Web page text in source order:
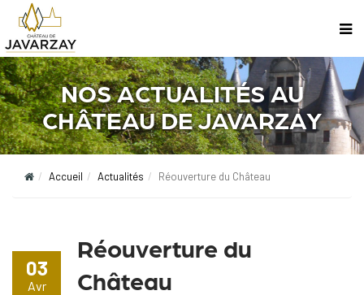
NOS ACTUALITÉS AU
CHÂTEAU DE JAVARZAY
Accueil Actualités Réouverture du Château
03
Avr
Réouverture du
Château